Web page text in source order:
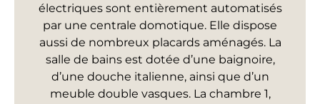
électriques sont entièrement automatisés
par une centrale domotique. Elle dispose
aussi de nombreux placards aménagés. La
salle de bains est dotée d’une baignoire,
d’une douche italienne, ainsi que d’un
meuble double vasques. La chambre 1,